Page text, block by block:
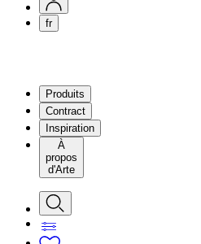
fr
Produits
Contract
Inspiration
À
propos
d'Arte